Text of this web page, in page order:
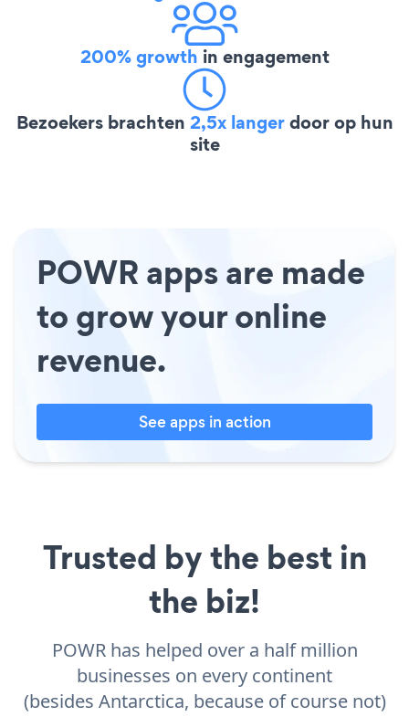
200% growth in engagement
Bezoekers brachten 2,5x langerdoor op hun
site
POWR apps are made
to grow your online
revenue.
See apps in action
Trusted by the best in
the biz!
POWR has helped over a half million
businesses on every continent
(besides Antarctica, because of course not)